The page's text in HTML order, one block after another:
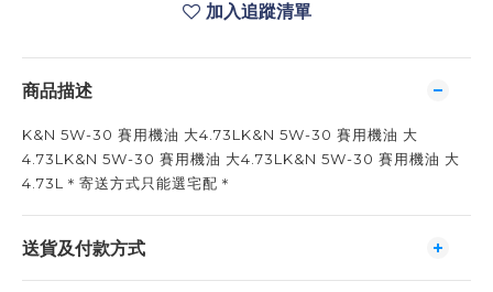
加入追蹤清單
商品描述
K&N 5W-30 賽用機油 大4.73LK&N 5W-30 賽用機油 大
4.73LK&N 5W-30 賽用機油 大4.73LK&N 5W-30 賽用機油 大
4.73L＊寄送方式只能選宅配＊
送貨及付款方式